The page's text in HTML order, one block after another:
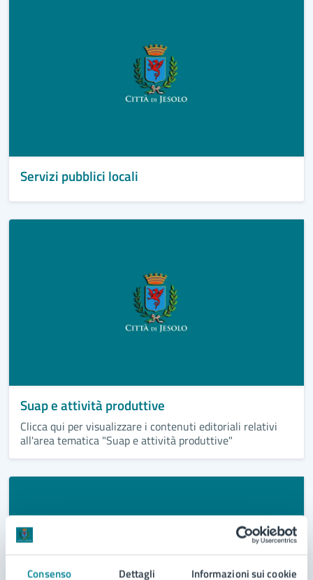
Consenso Dettagli Informazioni sui cookie
Servizi pubblici locali
Suap e attività produttive
Clicca qui per visualizzare i contenuti editoriali relativi
all'area tematica "Suap e attività produttive"